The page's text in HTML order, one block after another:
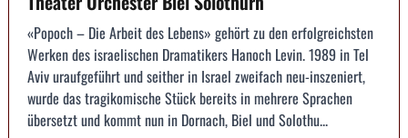
«Popoch – Die Arbeit des Lebens» gehört zu den erfolgreichsten
Werken des israelischen Dramatikers Hanoch Levin. 1989 in Tel
Aviv uraufgeführt und seither in Israel zweifach neu-inszeniert,
wurde das tragikomische Stück bereits in mehrere Sprachen
übersetzt und kommt nun in Dornach, Biel und Solothu...